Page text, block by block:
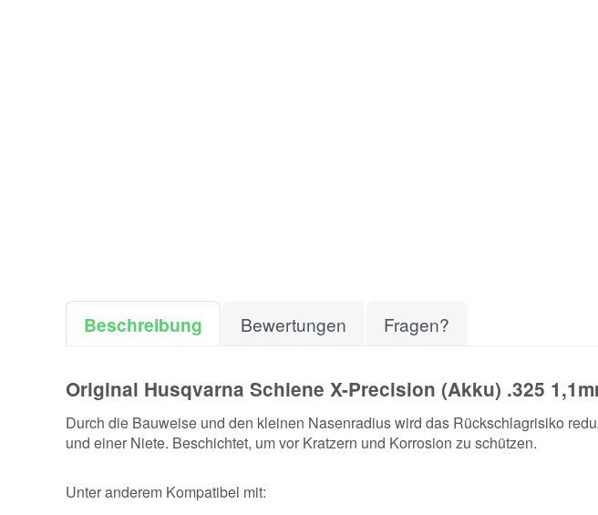
Beschreibung Bewertungen Fragen?
Original Husqvarna Schiene X-Precision (Akku) .325
Durch die Bauweise und den kleinen Nasenradius wird das Rückschlagrisiko
und einer Niete. Beschichtet, um vor Kratzern und Korrosion zu schützen.
Unter anderem Kompatibel mit: